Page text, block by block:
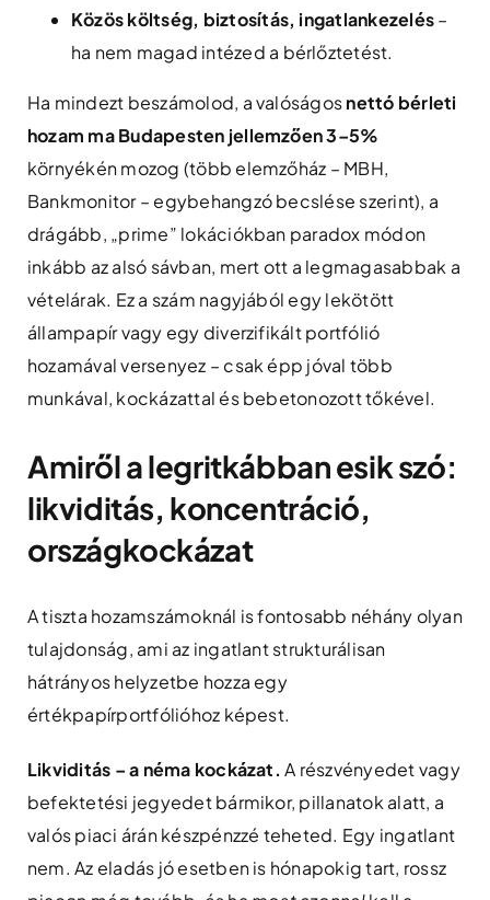
Közös költség, biztosítás, ingatlankezelés–
ha nem magad intézed a bérlőztetést.
Ha mindezt beszámolod, a valóságosnettó bérleti
hozam ma Budapesten jellemzően 3–5%
környékén mozog (több elemzőház – MBH,
Bankmonitor – egybehangzó becslése szerint), a
drágább, „prime” lokációkban paradox módon
inkább az alsó sávban, mert ott a legmagasabbak a
vételárak. Ez a szám nagyjából egy lekötött
állampapír vagy egy diverzifikált portfólió
hozamával versenyez – csak épp jóval több
munkával, kockázattal és bebetonozott tőkével.
Amiről a legritkábban esik szó:
likviditás, koncentráció,
országkockázat
A tiszta hozamszámoknál is fontosabb néhány olyan
tulajdonság, ami az ingatlant strukturálisan
hátrányos helyzetbe hozza egy
értékpapírportfólióhoz képest.
Likviditás – a néma kockázat. A részvényedet vagy
befektetési jegyedet bármikor, pillanatok alatt, a
valós piaci árán készpénzzé teheted. Egy ingatlant
nem. Az eladás jó esetben is hónapokig tart, rossz